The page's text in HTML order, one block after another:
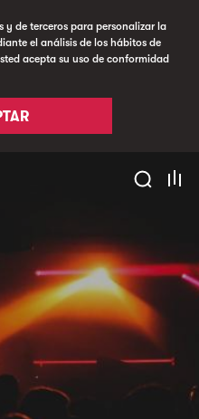
y de terceros para personalizar la
el análisis de los hábitos de
acepta su uso de conformidad